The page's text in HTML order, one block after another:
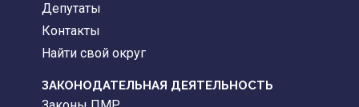
Депутаты
Контакты
Найти свой округ
ЗАКОНОДАТЕЛЬНАЯ ДЕЯТЕЛЬНОСТЬ